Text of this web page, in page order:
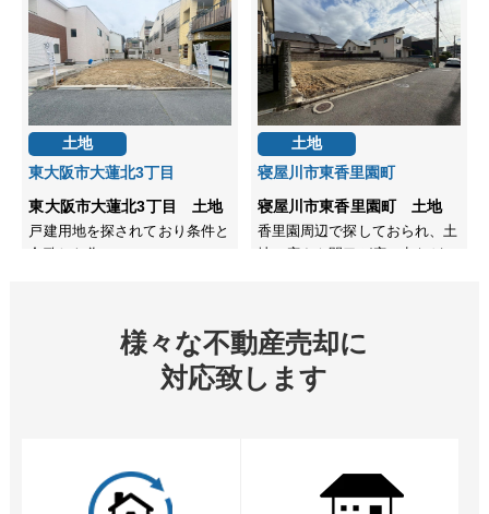
様々な不動産売却に
対応致します